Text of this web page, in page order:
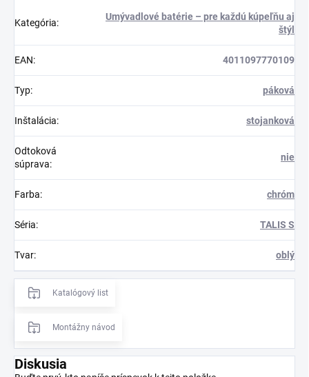
Kategória:
Umývadlové batérie – pre každú kúpeľňu aj
štýl
EAN: 4011097770109
Typ: páková
Inštalácia: stojanková
Odtoková
súprava:
nie
Farba: chróm
Séria: TALIS S
Tvar: oblý
Katalógový list
Montážny návod
Diskusia